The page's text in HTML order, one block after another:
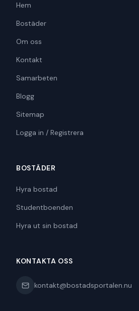
Hem
Bostäder
Om oss
Kontakt
Samarbeten
Blogg
Sitemap
Logga in / Registrera
BOSTÄDER
Hyra bostad
Studentboenden
Hyra ut sin bostad
KONTAKTA OSS
kontakt@bostadsportalen.nu